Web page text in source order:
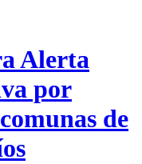
Alerta
por
de